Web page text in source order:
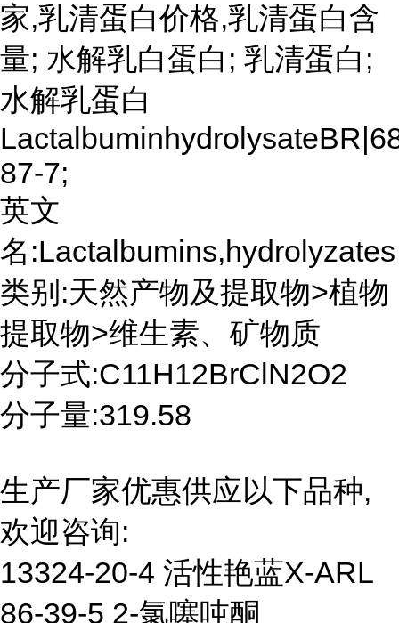
家,乳清蛋白价格,乳清蛋白含
量; 水解乳白蛋白; 乳清蛋白;
水解乳蛋白
87-7;
英文
名:Lactalbumins,hydrolyzates
类别:天然产物及提取物>植物
提取物>维生素、矿物质
分子式:C11H12BrClN2O2
分子量:319.58
生产厂家优惠供应以下品种,
欢迎咨询:
13324-20-4 活性艳蓝X-ARL
86-39-5 2-氯噻吨酮